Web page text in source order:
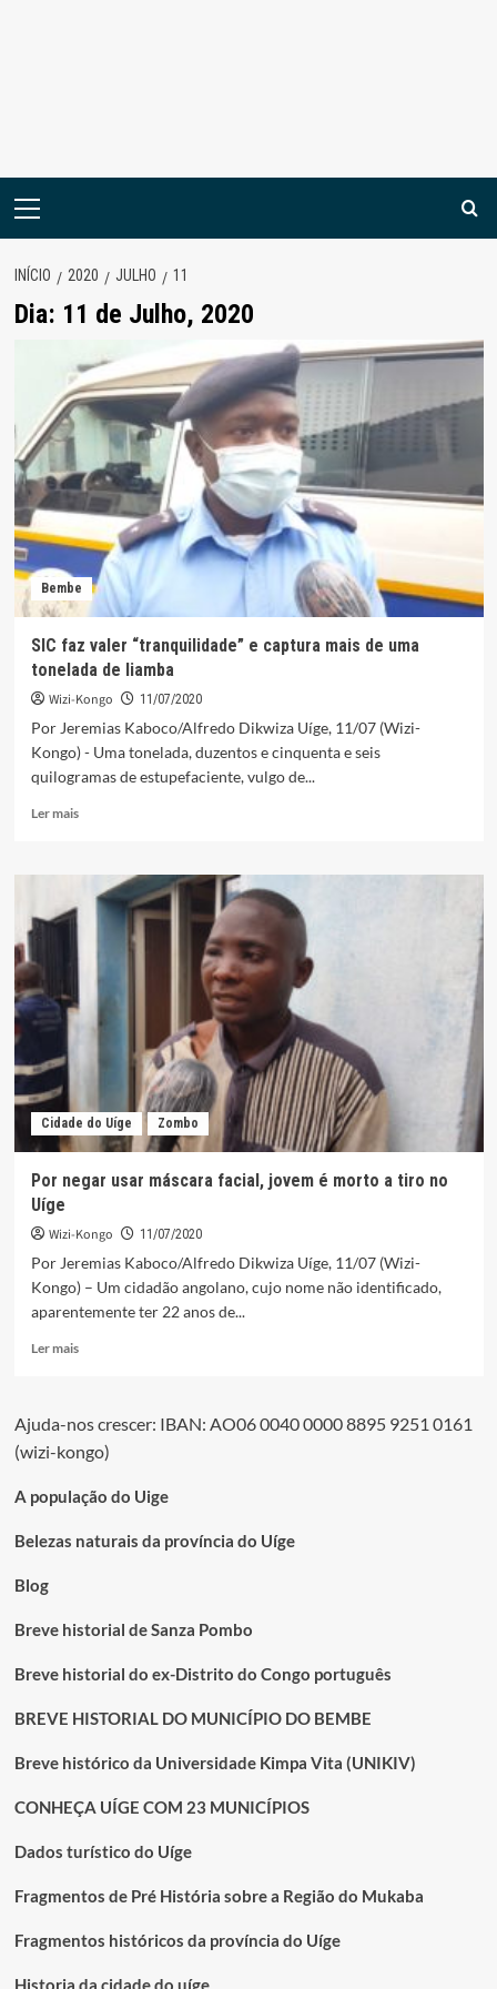
Menu
INÍCIO 2020 JULHO 11
Dia: 11 de Julho, 2020
Bembe
SIC faz valer “tranquilidade” e captura mais de uma
tonelada de liamba
Wizi-Kongo 11/07/2020
Por Jeremias Kaboco/Alfredo Dikwiza Uíge, 11/07 (Wizi-
Kongo) - Uma tonelada, duzentos e cinquenta e seis
quilogramas de estupefaciente, vulgo de...
Ler maisLeia
SIC
“tranquilidade”
captura
mais
Cidade do Uíge Zombo
Por negar usar máscara facial, jovem é morto a tiro no
Uíge
Wizi-Kongo 11/07/2020
Por Jeremias Kaboco/Alfredo Dikwiza Uíge, 11/07 (Wizi-
Kongo) – Um cidadão angolano, cujo nome não identificado,
aparentemente ter 22 anos de...
Ler maisLeia
negar
usar
facial,
é
Uíge
Ajuda-nos crescer: IBAN: AO06 0040 0000 8895 9251 0161
(wizi-kongo)
A população do Uige
Belezas naturais da província do Uíge
Blog
Breve historial de Sanza Pombo
Breve historial do ex-Distrito do Congo português
BREVE HISTORIAL DO MUNICÍPIO DO BEMBE
Breve histórico da Universidade Kimpa Vita (UNIKIV)
CONHEÇA UÍGE COM 23 MUNICÍPIOS
Dados turístico do Uíge
Fragmentos de Pré História sobre a Região do Mukaba
Fragmentos históricos da província do Uíge
Historia da cidade do uíge